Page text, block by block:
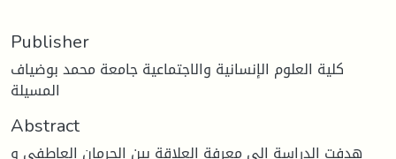
Publisher
كلية العلوم الإنسانية والاجتماعية جامعة محمد بوضياف
المسيلة
Abstract
هدفت الدراسة إلى معرفة العلاقة بين الحرمان العاطفي و